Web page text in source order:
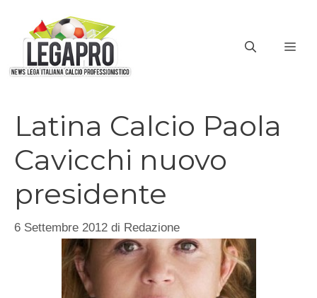
contenuto
Latina Calcio Paola
Cavicchi nuovo
presidente
6 Settembre 2012 di Redazione